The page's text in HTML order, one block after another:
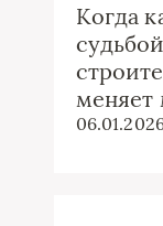
Когда
меняет